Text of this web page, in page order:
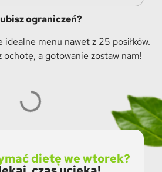
ograniczeń?
idealne menu nawet z 25 posiłków.
ochotę, a gotowanie zostaw nam!
dietę we wtorek?